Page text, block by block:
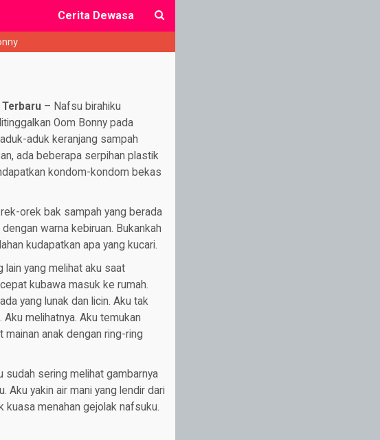
Cerita Dewasa
– Nafsu birahiku
Oom Bonny pada
aduk keranjang sampah
ada beberapa serpihan plastik
kondom-kondom bekas
orek bak sampah yang berada
warna kebiruan. Bukankah
kudapatkan apa yang kucari.
lain yang melihat aku saat
kubawa masuk ke rumah.
yang lunak dan licin. Aku tak
melihatnya. Aku temukan
anak dengan ring-ring
sudah sering melihat gambarnya
Aku yakin air mani yang lendir dari
kuasa menahan gejolak nafsuku.